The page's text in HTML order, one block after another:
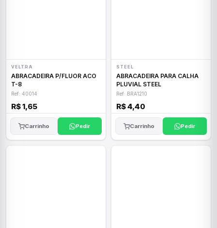
VELTRA
ABRACADEIRA P/FLUOR ACO
T-8
Ref: 40014
R$ 1,65
Carrinho Pedir
STEEL
ABRACADEIRA PARA CALHA
PLUVIAL STEEL
Ref: BRA1210
R$ 4,40
Carrinho Pedir